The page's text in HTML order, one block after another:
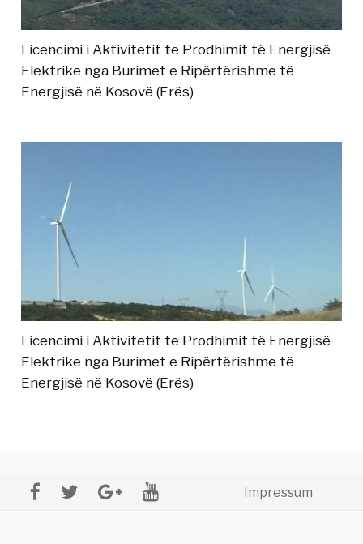
Licencimi i Aktivitetit te Prodhimit të Energjisë
Elektrike nga Burimet e Ripërtërishme të
Energjisë në Kosovë (Erës)
Licencimi i Aktivitetit te Prodhimit të Energjisë
Elektrike nga Burimet e Ripërtërishme të
Energjisë në Kosovë (Erës)
Impressum